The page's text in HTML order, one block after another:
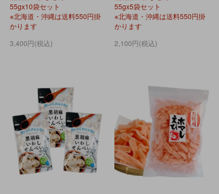
55gx10袋セット
※北海道・沖縄は送料550円掛
かります
3,400円(税込)
55gx5袋セット
※北海道・沖縄は送料550円掛
かります
2,100円(税込)